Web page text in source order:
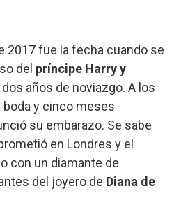
2017 fue la fecha cuando se
del príncipe Harry y
dos años de noviazgo. A los
y cinco meses
su embarazo. Se sabe
en Londres y el
con un diamante de
del joyero de Diana de